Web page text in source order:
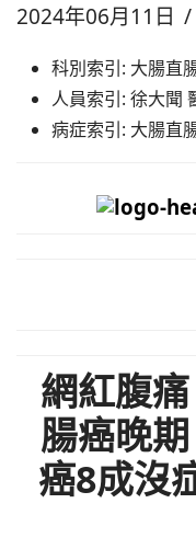
2024年06月11日
科別索引: 大腸直
人員索引: 徐大聞
病症索引: 大腸直
網紅腹
腸癌晚
癌8成沒